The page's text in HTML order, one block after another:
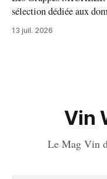
sélection dédiée aux
distinguant 94
palmarès : 9 domaines
13 juil. 2026
Vin
Le Mag Vin